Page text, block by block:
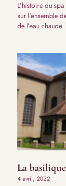
L’histoire du
sur l’ensemble
de l’eau chaude.
La
4 avril, 2022